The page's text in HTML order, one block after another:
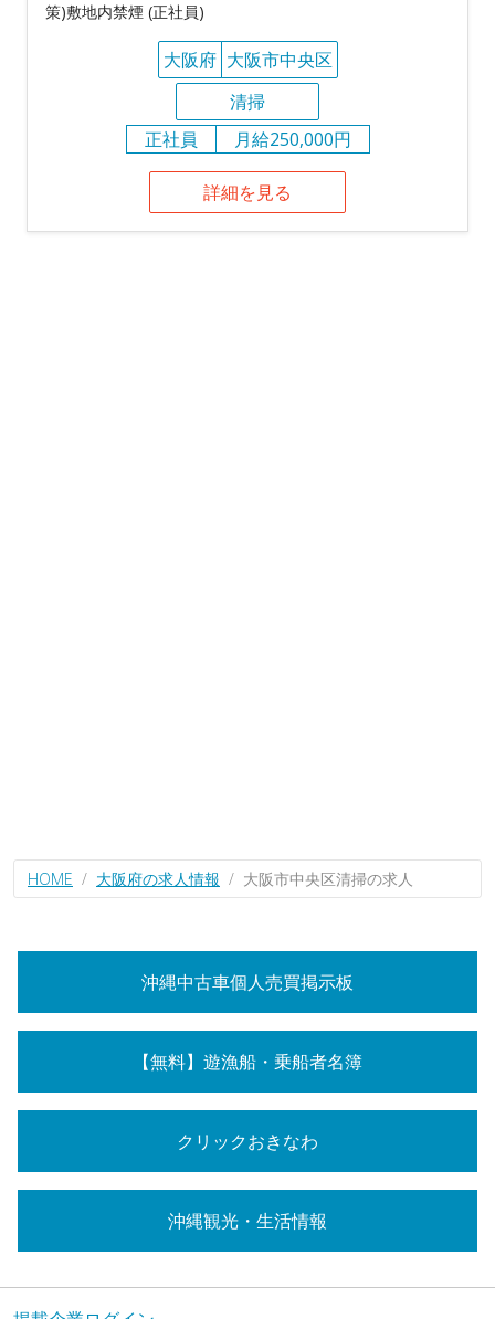
策)敷地内禁煙 (正社員)
大阪府 大阪市中央区
清掃
正社員
月給250,000円
詳細を見る
HOME 大阪府の求人情報 大阪市中央区清掃の求人
沖縄中古車個人売買掲示板
【無料】遊漁船・乗船者名簿
クリックおきなわ
沖縄観光・生活情報